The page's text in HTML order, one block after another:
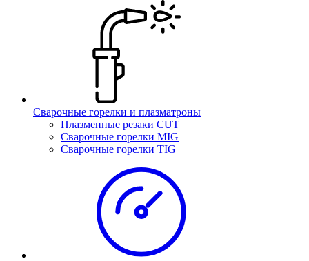
Сварочные горелки и плазматроны
Плазменные резаки CUT
Сварочные горелки MIG
Сварочные горелки TIG